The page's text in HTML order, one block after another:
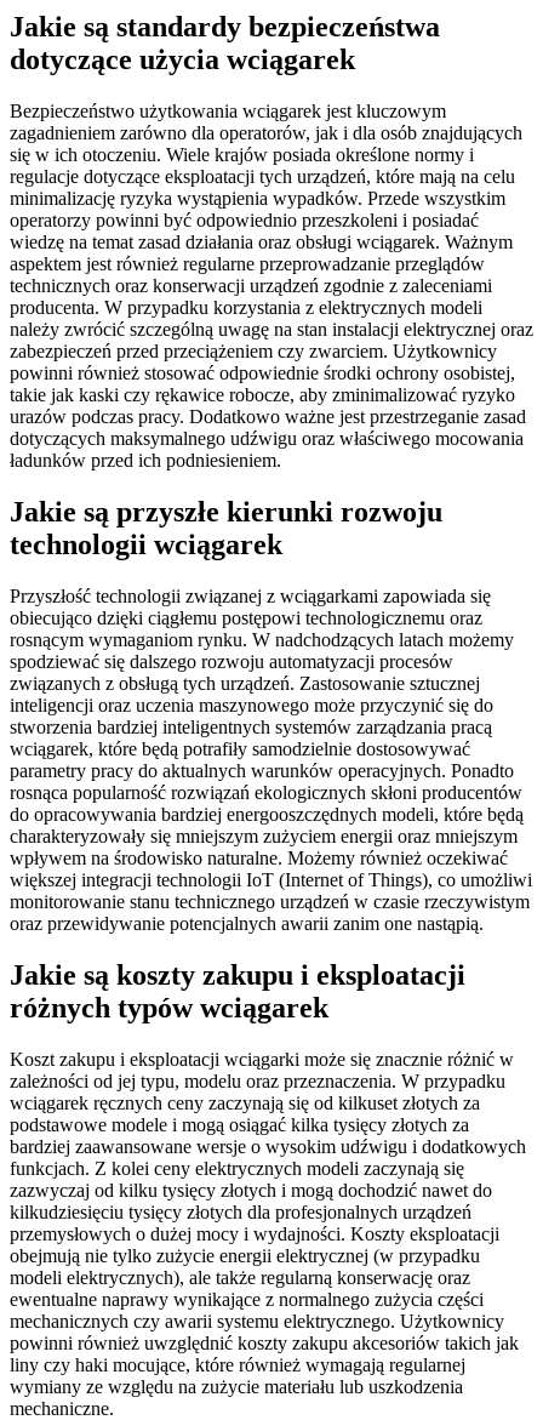
Jakie są standardy bezpieczeństwa
dotyczące użycia wciągarek
Bezpieczeństwo użytkowania wciągarek jest kluczowym
zagadnieniem zarówno dla operatorów, jak i dla osób znajdujących
się w ich otoczeniu. Wiele krajów posiada określone normy i
regulacje dotyczące eksploatacji tych urządzeń, które mają na celu
minimalizację ryzyka wystąpienia wypadków. Przede wszystkim
operatorzy powinni być odpowiednio przeszkoleni i posiadać
wiedzę na temat zasad działania oraz obsługi wciągarek. Ważnym
aspektem jest również regularne przeprowadzanie przeglądów
technicznych oraz konserwacji urządzeń zgodnie z zaleceniami
producenta. W przypadku korzystania z elektrycznych modeli
należy zwrócić szczególną uwagę na stan instalacji elektrycznej oraz
zabezpieczeń przed przeciążeniem czy zwarciem. Użytkownicy
powinni również stosować odpowiednie środki ochrony osobistej,
takie jak kaski czy rękawice robocze, aby zminimalizować ryzyko
urazów podczas pracy. Dodatkowo ważne jest przestrzeganie zasad
dotyczących maksymalnego udźwigu oraz właściwego mocowania
ładunków przed ich podniesieniem.
Jakie są przyszłe kierunki rozwoju
technologii wciągarek
Przyszłość technologii związanej z wciągarkami zapowiada się
obiecująco dzięki ciągłemu postępowi technologicznemu oraz
rosnącym wymaganiom rynku. W nadchodzących latach możemy
spodziewać się dalszego rozwoju automatyzacji procesów
związanych z obsługą tych urządzeń. Zastosowanie sztucznej
inteligencji oraz uczenia maszynowego może przyczynić się do
stworzenia bardziej inteligentnych systemów zarządzania pracą
wciągarek, które będą potrafiły samodzielnie dostosowywać
parametry pracy do aktualnych warunków operacyjnych. Ponadto
rosnąca popularność rozwiązań ekologicznych skłoni producentów
do opracowywania bardziej energooszczędnych modeli, które będą
charakteryzowały się mniejszym zużyciem energii oraz mniejszym
wpływem na środowisko naturalne. Możemy również oczekiwać
większej integracji technologii IoT (Internet of Things), co umożliwi
monitorowanie stanu technicznego urządzeń w czasie rzeczywistym
oraz przewidywanie potencjalnych awarii zanim one nastąpią.
Jakie są koszty zakupu i eksploatacji
różnych typów wciągarek
Koszt zakupu i eksploatacji wciągarki może się znacznie różnić w
zależności od jej typu, modelu oraz przeznaczenia. W przypadku
wciągarek ręcznych ceny zaczynają się od kilkuset złotych za
podstawowe modele i mogą osiągać kilka tysięcy złotych za
bardziej zaawansowane wersje o wysokim udźwigu i dodatkowych
funkcjach. Z kolei ceny elektrycznych modeli zaczynają się
zazwyczaj od kilku tysięcy złotych i mogą dochodzić nawet do
kilkudziesięciu tysięcy złotych dla profesjonalnych urządzeń
przemysłowych o dużej mocy i wydajności. Koszty eksploatacji
obejmują nie tylko zużycie energii elektrycznej (w przypadku
modeli elektrycznych), ale także regularną konserwację oraz
ewentualne naprawy wynikające z normalnego zużycia części
mechanicznych czy awarii systemu elektrycznego. Użytkownicy
powinni również uwzględnić koszty zakupu akcesoriów takich jak
liny czy haki mocujące, które również wymagają regularnej
wymiany ze względu na zużycie materiału lub uszkodzenia
mechaniczne.